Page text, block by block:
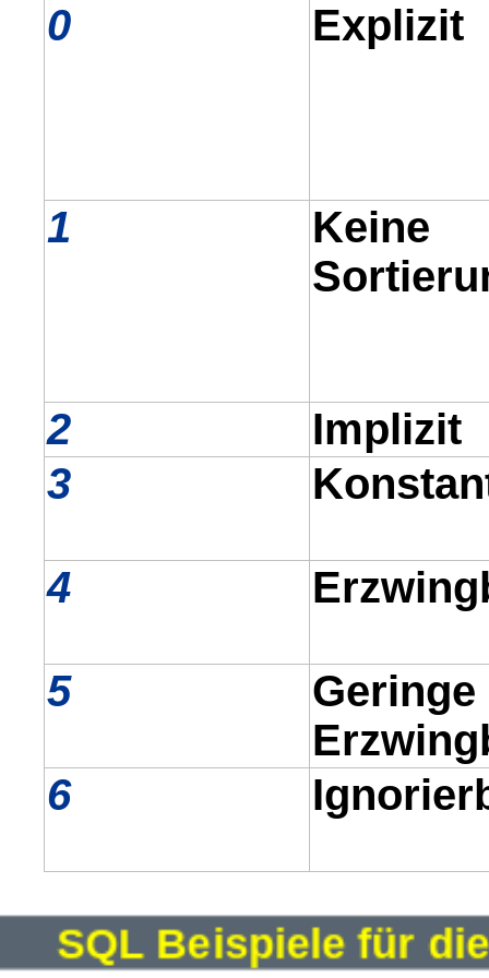
0
Explizit
1
Keine
2
Implizit
3
4
5
Geringe
6
SQL Beispiele für